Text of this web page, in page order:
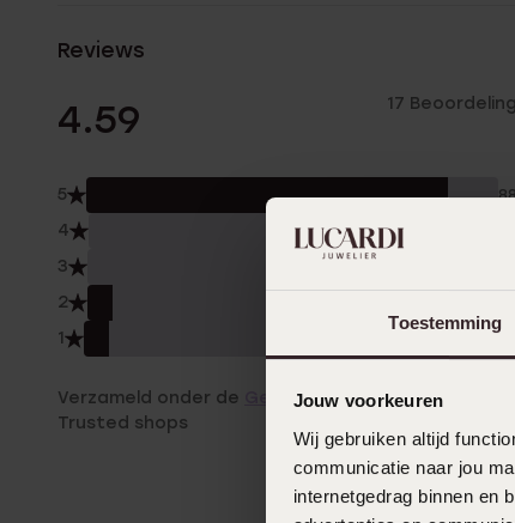
Toestemming
Jouw voorkeuren
Wij gebruiken altijd
communicatie naar jou
internetgedrag binnen en
Reviews
4.59 17
5
4
3
2
1
Verzameld onder de Gebruiksvoorwaarden
Trusted shops